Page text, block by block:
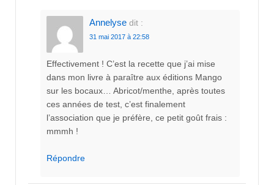
Annelyse dit :
31 mai 2017 à 22:58
Effectivement ! C’est la recette que j’ai mise
dans mon livre à paraître aux éditions Mango
sur les bocaux… Abricot/menthe, après toutes
ces années de test, c’est finalement
l’association que je préfère, ce petit goût frais :
mmmh !
Répondre